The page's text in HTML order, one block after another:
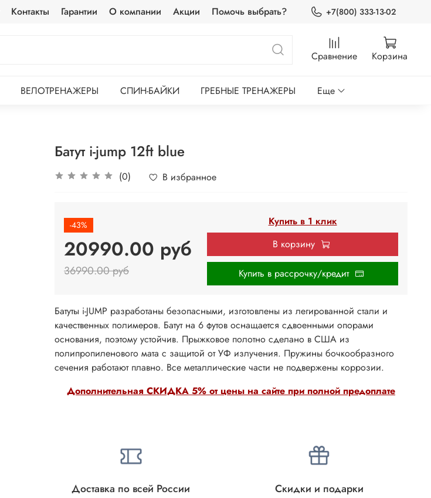
Контакты Гарантии О компании Акции Помочь выбрать? +7(800) 333-13-02
Сравнение Корзина
ВЕЛОТРЕНАЖЕРЫ СПИН-БАЙКИ ГРЕБНЫЕ ТРЕНАЖЕРЫ Еще
Батут i-jump 12ft blue
(0) В избранное
-43%
20990.00 руб
36990.00 руб
Купить в 1 клик
В корзину
Купить в рассрочку/кредит
Дополнительная СКИДКА 5% от цены на сайте при полной предоплате
Батуты i-JUMP разработаны безопасными, изготовлены из легированной стали и
качественных полимеров. Батут на 6 футов оснащается сдвоенными опорами
основания, поэтому устойчив. Прыжковое полотно сделано в США из
полипропиленового мата с защитой от УФ излучения. Пружины бочкообразного
сечения работают плавно. Все металлические части не подвержены коррозии.
Доставка по всей России Скидки и подарки